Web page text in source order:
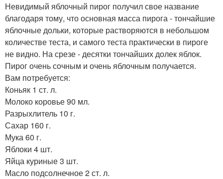
Невидимый яблочный пирог получил свое название
благодаря тому, что основная масса пирога - тончайшие
яблочные дольки, которые растворяются в небольшом
количестве теста, и самого теста практически в пироге
не видно. На срезе - десятки тончайших долек яблок.
Пирог очень сочным и очень яблочным получается.
Вам потребуется:
Коньяк 1 ст. л.
Молоко коровье 90 мл.
Разрыхлитель 10 г.
Сахар 160 г.
Мука 60 г.
Яблоки 4 шт.
Яйца куриные 3 шт.
Масло подсолнечное 2 ст. л.